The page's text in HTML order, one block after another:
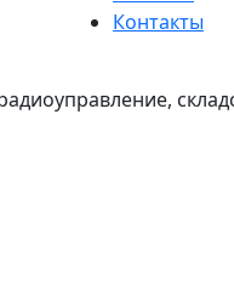
Контакты